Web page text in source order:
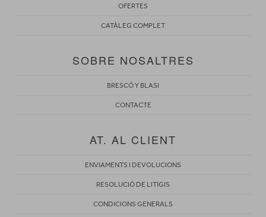
OFERTES
CATÀLEG COMPLET
SOBRE NOSALTRES
BRESCÓ Y BLASI
CONTACTE
AT. AL CLIENT
ENVIAMENTS I DEVOLUCIONS
RESOLUCIÓ DE LITIGIS
CONDICIONS GENERALS